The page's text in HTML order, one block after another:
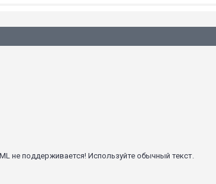
не поддерживается! Используйте обычный текст.